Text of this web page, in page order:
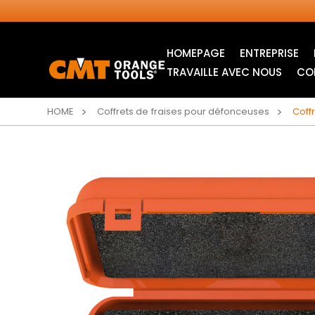
HOMEPAGE ENTREPRISE
LAMES CIRCULAIRES
INDUSTRIELLES
LAMES POUR SCIE
SAUTEUSE
TRAVAILLE AVEC NOUS
HOME Coffrets de fraises pour défonceuses